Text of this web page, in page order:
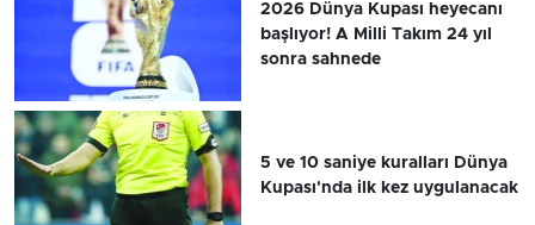
2026 Dünya Kupası heyecanı
başlıyor! A Milli Takım 24 yıl
sonra sahnede
5 ve 10 saniye kuralları Dünya
Kupası'nda ilk kez uygulanacak